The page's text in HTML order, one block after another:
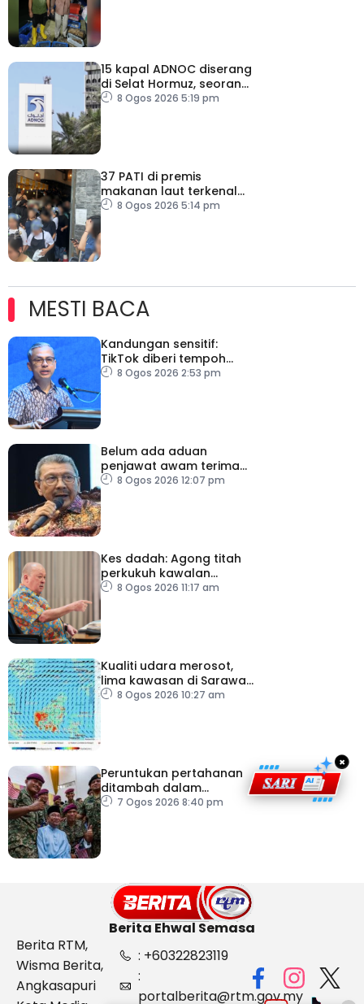
15 kapal ADNOC diserang
di Selat Hormuz, seorang
terkorban
8 Ogos 2026 5:19 pm
37 PATI di premis
makanan laut terkenal
dicekup
8 Ogos 2026 5:14 pm
MESTI BACA
Kandungan sensitif:
TikTok diberi tempoh
perkukuh sistem
8 Ogos 2026 2:53 pm
Belum ada aduan
penjawat awam terima
tekanan daripada ahli
8 Ogos 2026 12:07 pm
Kes dadah: Agong titah
perkukuh kawalan
lapangan terbang, pintu
8 Ogos 2026 11:17 am
Kualiti udara merosot,
lima kawasan di Sarawak
catat IPU tidak sihat
8 Ogos 2026 10:27 am
Peruntukan pertahanan
ditambah dalam
Belanjawan 2027
7 Ogos 2026 8:40 pm
×
Berita Ehwal Semasa
Berita RTM,
Wisma Berita,
Angkasapuri
: +60322823119
:
portalberita@rtm.gov.my